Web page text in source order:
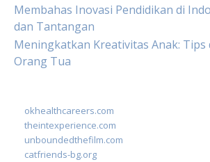
Membahas Inovasi Pendidikan di
dan Tantangan
Meningkatkan Kreativitas Anak:
Orang Tua
okhealthcareers.com
theintexperience.com
unboundedthefilm.com
catfriends-bg.org